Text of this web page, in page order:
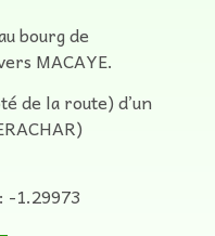
bourg de
MACAYE.
de la route) d’un
-1.29973